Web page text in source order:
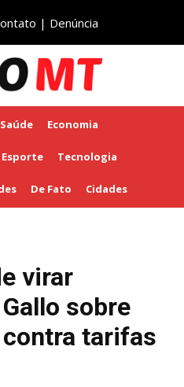
| Denúncia
Saúde Economia
Esporte Tecnologia
De Fato Cidades
virar
sobre
tarifas